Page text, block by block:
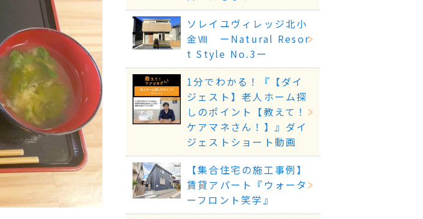
ソレイユヴィレッジ北小
金Ⅷ ーNatural Resor
t Style No.3ー
1分でわかる！『【ダイ
ジェスト】老人ホーム探
しのポイント【教えて！
ケアマネさん！】』ダイ
ジェストショート動画
【集合住宅の施工事例】
賃貸アパート『ウォータ
ーフロント笑学』